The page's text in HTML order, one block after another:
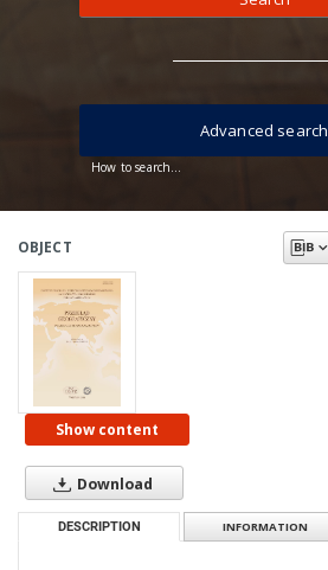
How to search...
Advanced search
OBJECT
Show content
Download
DESCRIPTION INFORMATION